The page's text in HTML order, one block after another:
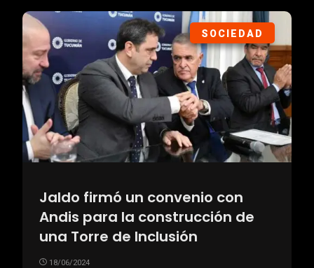
SOCIEDAD
Jaldo firmó un convenio con
Andis para la construcción de
una Torre de Inclusión
18/06/2024